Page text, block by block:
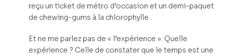
reçu un ticket de métro d’occasion et un demi-paquet
de chewing-gums à la chlorophylle.
Et ne me parlez pas de « l’expérience ». Quelle
expérience ? Celle de constater que le temps est une